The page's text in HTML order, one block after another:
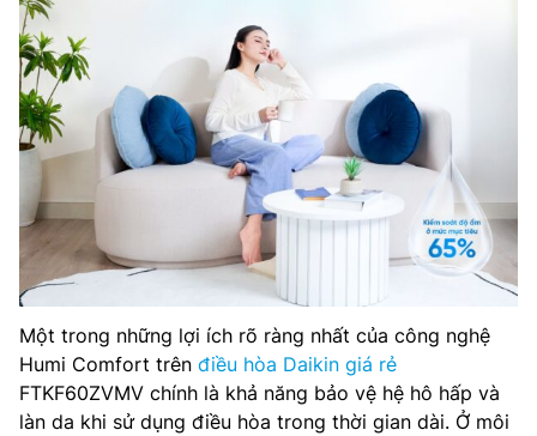
Một trong những lợi ích rõ ràng nhất của công nghệ
Humi Comfort trên điều hòa Daikin giá rẻ
FTKF60ZVMV chính là khả năng bảo vệ hệ hô hấp và
làn da khi sử dụng điều hòa trong thời gian dài. Ở môi